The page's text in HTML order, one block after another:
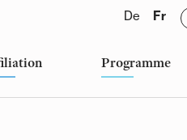
Programme
De Fr